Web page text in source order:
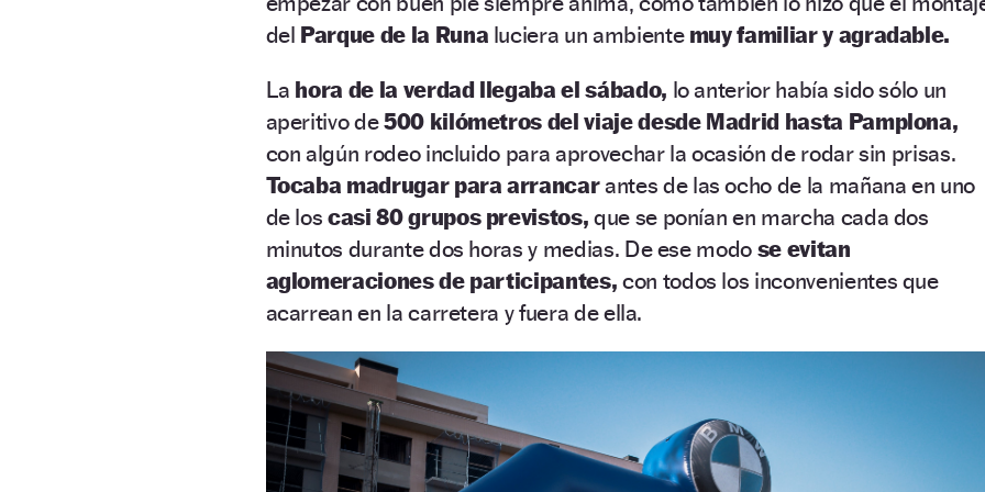
del Parque de la Runa luciera un ambiente muy familiar y agradable.
La hora de la verdad llegaba el sábado, lo anterior había sido sólo un
aperitivo de500 kilómetros del viaje desde Madrid hasta Pamplona,
con algún rodeo incluido para aprovechar la ocasión de rodar sin prisas.
Tocaba madrugar para arrancarantes de las ocho de la mañana en uno
de loscasi 80 grupos previstos, que se ponían en marcha cada dos
minutos durante dos horas y medias. De ese modo se evitan
aglomeraciones de participantes, con todos los inconvenientes que
acarrean en la carretera y fuera de ella.